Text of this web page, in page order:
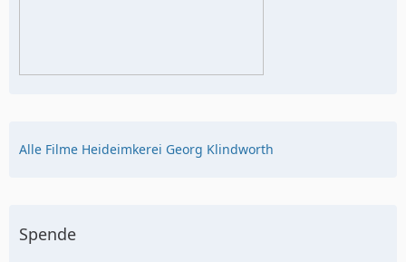
Alle Filme Heideimkerei Georg Klindworth
Spende